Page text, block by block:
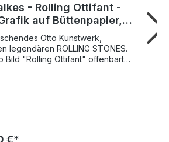
- Rolling Ottifant -
auf Büttenpapier,
handsigniertOtto Kunstwerk,
legendären ROLLING STONES.
Bild "Rolling Ottifant" offenbart
€*